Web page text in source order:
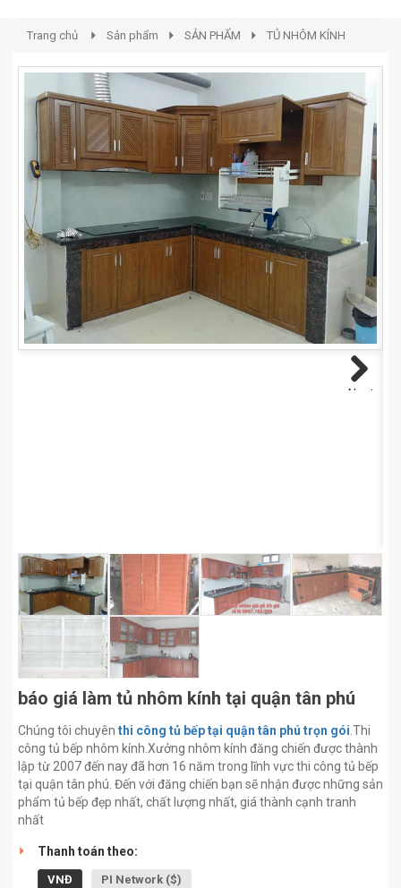
Trang chủ Sản phẩm SẢN PHẨM TỦ NHÔM KÍNH
Next
báo giá làm tủ nhôm kính tại quận tân phú
Chúng tôi chuyên thi công tủ bếp tại quận tân phú trọn gói.Thi
công tủ bếp nhôm kính.Xưởng nhôm kính đăng chiến được thành
lập từ 2007 đến nay đã hơn 16 năm trong lĩnh vực thi công tủ bếp
tại quận tân phú. Đến với đăng chiến bạn sẽ nhận được những sản
phẩm tủ bếp đẹp nhất, chất lượng nhất, giá thành cạnh tranh
nhất
Thanh toán theo:
VNĐ PI Network ($)